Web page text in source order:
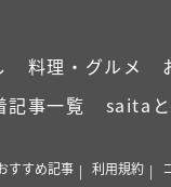
料理・グルメ
記事一覧 saita
すすめ記事 利用規約